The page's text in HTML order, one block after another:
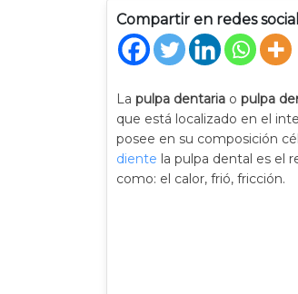
Compartir en redes
La pulpa dentaria o pulpa
que está localizado en el
posee en su composición
diente la pulpa dental es el
como: el calor, frió, fricción.